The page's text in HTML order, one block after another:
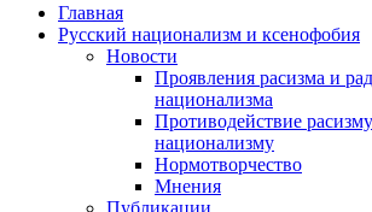
Главная
Русский национализм и ксенофобия
Новости
Проявления расизма и
национализма
Противодействие
национализму
Нормотворчество
Мнения
Публикации